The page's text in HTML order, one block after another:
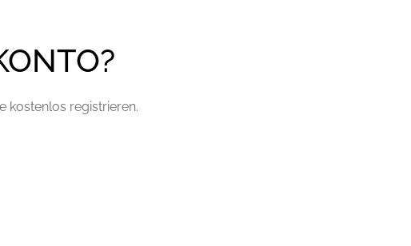
kostenlos registrieren.